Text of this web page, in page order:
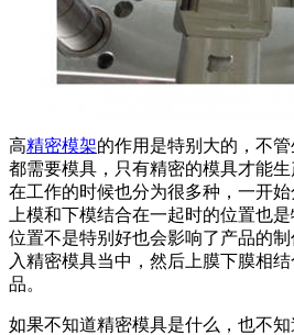
高精密模架的作用是特别大的，不
都需要模具，只有精密的模具才能
在工作的时候也分为很多种，一开始
上模和下模结合在一起时的位置也
位置不是特别好也会影响了产品的
入精密模具当中，然后上膜下膜相
品。
如果不知道精密模具是什么，也不